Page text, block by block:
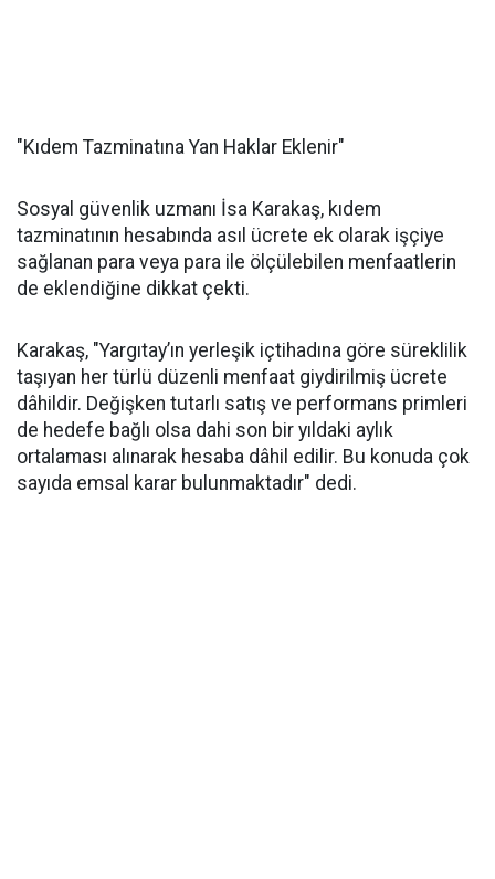
"Kıdem Tazminatına Yan Haklar Eklenir"
Sosyal güvenlik uzmanı İsa Karakaş, kıdem
tazminatının hesabında asıl ücrete ek olarak işçiye
sağlanan para veya para ile ölçülebilen menfaatlerin
de eklendiğine dikkat çekti.
Karakaş, "Yargıtay’ın yerleşik içtihadına göre süreklilik
taşıyan her türlü düzenli menfaat giydirilmiş ücrete
dâhildir. Değişken tutarlı satış ve performans primleri
de hedefe bağlı olsa dahi son bir yıldaki aylık
ortalaması alınarak hesaba dâhil edilir. Bu konuda çok
sayıda emsal karar bulunmaktadır" dedi.